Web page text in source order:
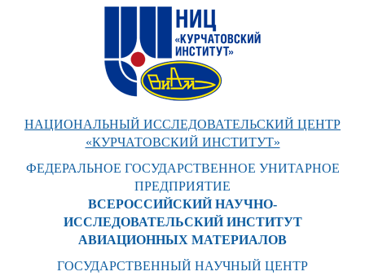
НАЦИОНАЛЬНЫЙ ИССЛЕДОВАТЕЛЬСКИЙ ЦЕНТР
«КУРЧАТОВСКИЙ ИНСТИТУТ»
ФЕДЕРАЛЬНОЕ ГОСУДАРСТВЕННОЕ УНИТАРНОЕ
ПРЕДПРИЯТИЕ
ВСЕРОССИЙСКИЙ НАУЧНО-
ИССЛЕДОВАТЕЛЬСКИЙ ИНСТИТУТ
АВИАЦИОННЫХ МАТЕРИАЛОВ
ГОСУДАРСТВЕННЫЙ НАУЧНЫЙ ЦЕНТР